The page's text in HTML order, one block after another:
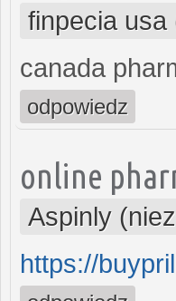
finpecia usa
canada
odpowiedz
online
Aspinly
https://